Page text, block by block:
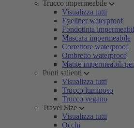
Trucco impermeabile
Visualizza tutti
Eyeliner waterproof
Fondotinta
Mascara impermeabile
Correttore waterproof
Ombretto waterproof
Matite impermeabili
Punti salienti
Visualizza tutti
Trucco luminoso
Trucco vegano
Travel Size
Visualizza tutti
Occhi